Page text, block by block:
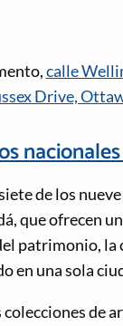
calle
Drive,
de los
que ofrecen
patrimonio, la
en una sola
de